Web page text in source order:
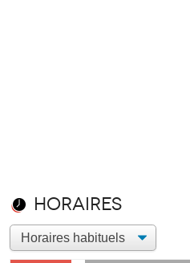
Horaires